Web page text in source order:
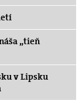
„tieň
v Lipsku